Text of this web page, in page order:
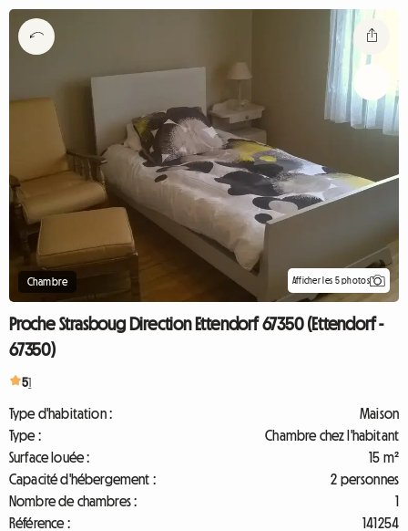
Chambre Afficher les 5 photos
Proche Strasboug Direction Ettendorf 67350 (Ettendorf -
67350)
51
Type d'habitation :
Maison
Type :
Chambre chez l'habitant
Surface louée :
15 m²
Capacité d'hébergement :
2 personnes
Nombre de chambres :
1
Référence :
141254